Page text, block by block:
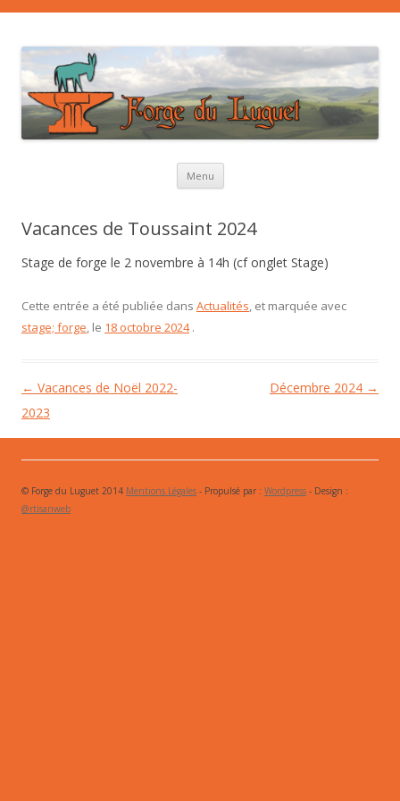
Menu Aller au contenu principal
Vacances de Toussaint 2024
Stage de forge le 2 novembre à 14h (cf onglet Stage)
Cette entrée a été publiée dans Actualités, et marquée avec
stage; forge, le 18 octobre 2024 .
Navigation des articles
← Vacances de Noël 2022-
2023
Décembre 2024 →
© Forge du Luguet 2014 Mentions Légales - Propulsé par : Wordpress - Design :
@rtisanweb